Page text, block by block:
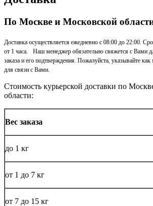
По Москве и Московской
Доставка осуществляется ежедневно с 08:00 до 22:00.
от 1 часа. Наш менеджер обязательно свяжется с Вами
заказа и его подтверждения. Пожалуйста, указывайте
для связи с Вами.
Стоимость курьерской доставки по
области:
Вес заказа
до 1 кг
от 1 до 7 кг
от 7 до 15 кг